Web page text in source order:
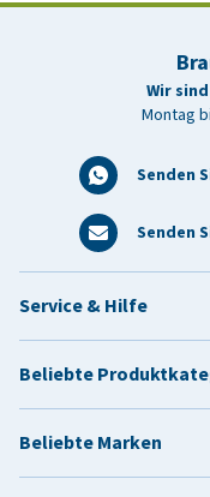
Wir
Montag
Senden
Senden
Service & Hilfe
Beliebte
Beliebte Marken